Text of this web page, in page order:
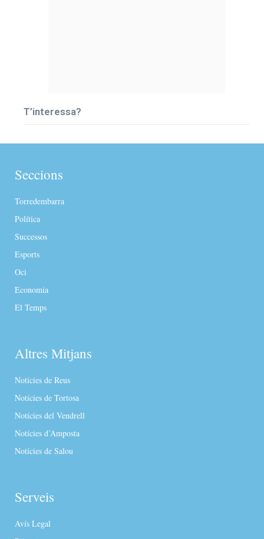
T’interessa?
Seccions
Torredembarra
Política
Successos
Esports
Oci
Economia
El Temps
Altres Mitjans
Notícies de Reus
Notícies de Tortosa
Notícies del Vendrell
Notícies d’Amposta
Notícies de Salou
Serveis
Avís Legal